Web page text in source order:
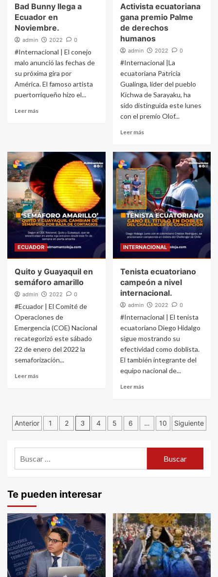
Bad Bunny llega a
Ecuador en
Noviembre.
admin 2022 0
#Internacional | El conejo
malo anunció las fechas de
su próxima gira por
América. El famoso artista
puertorriqueño hizo el...
Leer más
Activista ecuatoriana
gana premio Palme
de derechos
humanos
admin 2022 0
#Internacional |La
ecuatoriana Patricia
Gualinga, líder del pueblo
Kichwa de Sarayaku, ha
sido distinguida este lunes
con el premio Olof...
Leer más
ECUADOR
Quito y Guayaquil en
semáforo amarillo
admin 2022 0
#Ecuador | El Comité de
Operaciones de
Emergencia (COE) Nacional
recategorizó este sábado
22 de enero del 2022 la
semaforización...
Leer más
INTERNACIONAL
Tenista ecuatoriano
campeón a nivel
internacional.
admin 2022 0
#Internacional | El tenista
ecuatoriano Diego Hidalgo
sigue mostrando su
efectividad como doblista.
El también integrante del
equipo nacional de...
Leer más
Navegación
entradas
Anterior 1 2 3 4 5 6 … 10 Siguiente
Te pueden interesar